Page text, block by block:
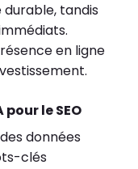
durable, tandis
en ligne
le SEO
données
clés